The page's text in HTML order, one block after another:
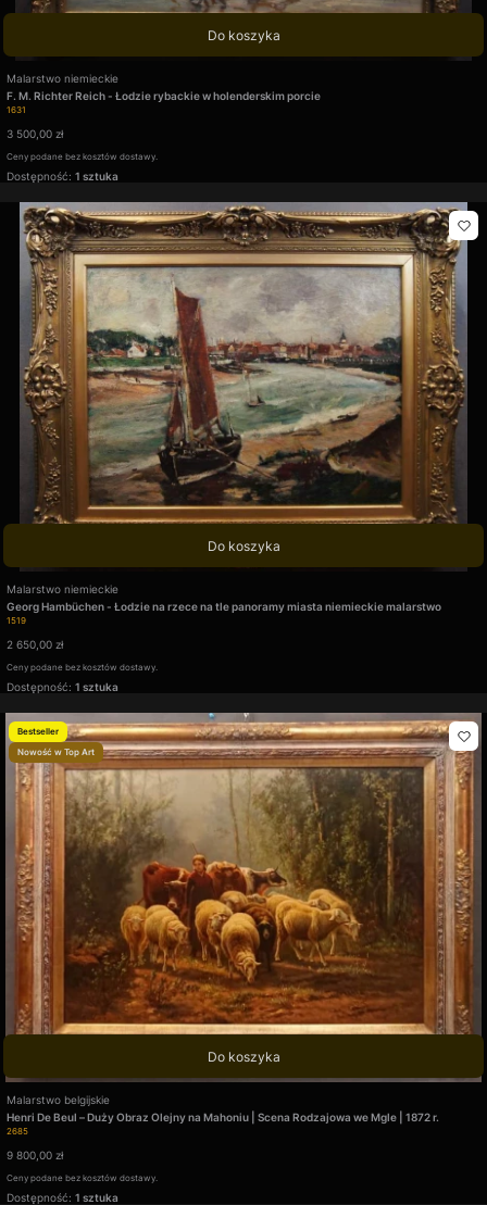
Do koszyka
Kod produktu
1631
F. M. Richter Reich - Łodzie rybackie w holenderskim porcie
Producent
Malarstwo niemieckie
Cena
3 500,00 zł
Ceny podane bez kosztów dostawy.
Dostępność: 1 sztuka
Do koszyka
Kod produktu
1519
Georg Hambüchen - Łodzie na rzece na tle panoramy miasta niemieckie malarstwo
Producent
Malarstwo niemieckie
Cena
2 650,00 zł
Ceny podane bez kosztów dostawy.
Dostępność: 1 sztuka
Bestseller
Nowość w Top Art
Do koszyka
Kod produktu
2685
Henri De Beul – Duży Obraz Olejny na Mahoniu | Scena Rodzajowa we Mgle | 1872 r.
Producent
Malarstwo belgijskie
Cena
9 800,00 zł
Ceny podane bez kosztów dostawy.
Dostępność: 1 sztuka